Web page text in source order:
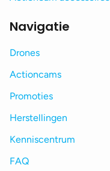
Navigatie
Drones
Actioncams
Promoties
Herstellingen
Kenniscentrum
FAQ